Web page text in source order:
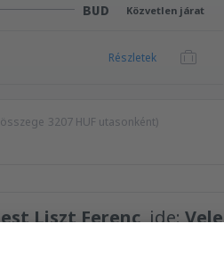
BUD Közvetlen járat
Részletek
3207 HUF utasonként)
Liszt Ferenc, ide: